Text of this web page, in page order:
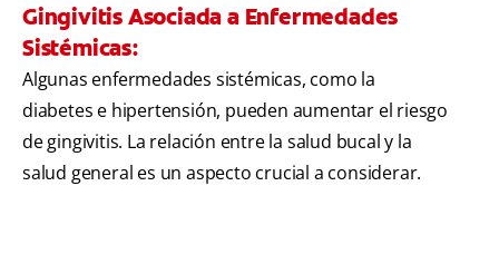
Gingivitis Asociada a Enfermedades
Sistémicas:
Algunas enfermedades sistémicas, como la
diabetes e hipertensión, pueden aumentar el riesgo
de gingivitis. La relación entre la salud bucal y la
salud general es un aspecto crucial a considerar.